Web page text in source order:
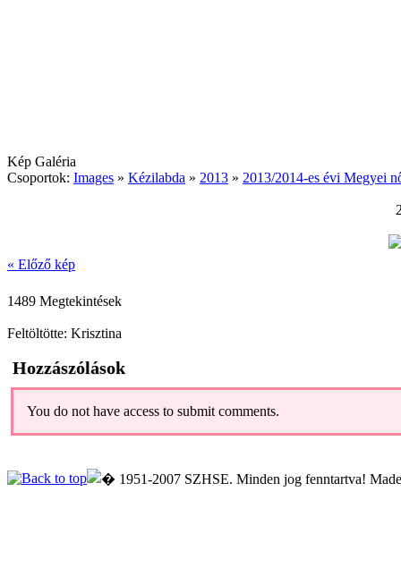
Kép Galéria
Csoportok: Images » Kézilabda » 2013 » 2013/2014-es évi Megyei
« Előző kép
1489 Megtekintések
Feltöltötte: Krisztina
Hozzászólások
You do not have access to submit comments.